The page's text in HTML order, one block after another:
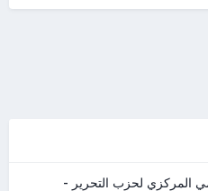
المركزي لحزب التحرير -